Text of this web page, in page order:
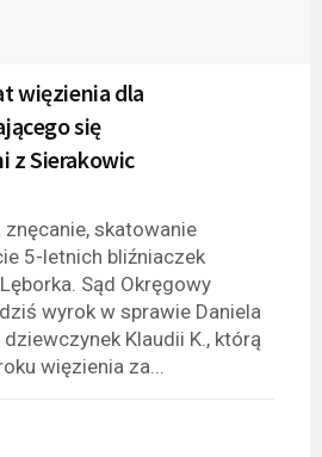
więzienia dla
się
z Sierakowic
skatowanie
5-letnich bliźniaczek
Sąd Okręgowy
dziś wyrok w sprawie Daniela
Klaudii K., którą
więzienia za...